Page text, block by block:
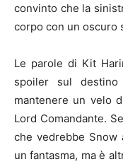
convinto che la
corpo con un oscuro
Le parole di Kit
spoiler sul
mantenere un velo
Lord Comandante.
che vedrebbe Snow
un fantasma, ma è